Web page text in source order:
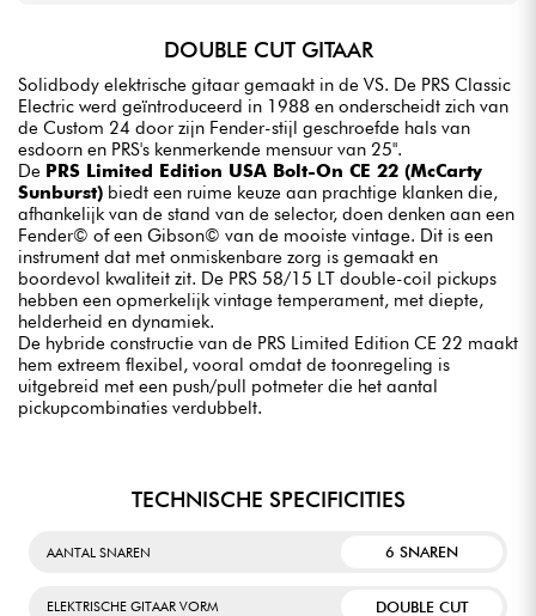
DOUBLE CUT GITAAR
Solidbody elektrische gitaar gemaakt in de VS. De PRS Classic
Electric werd geïntroduceerd in 1988 en onderscheidt zich van
de Custom 24 door zijn Fender-stijl geschroefde hals van
esdoorn en PRS's kenmerkende mensuur van 25".
De PRS Limited Edition USA Bolt-On CE 22 (McCarty
Sunburst) biedt een ruime keuze aan prachtige klanken die,
afhankelijk van de stand van de selector, doen denken aan een
Fender© of een Gibson© van de mooiste vintage. Dit is een
instrument dat met onmiskenbare zorg is gemaakt en
boordevol kwaliteit zit. De PRS 58/15 LT double-coil pickups
hebben een opmerkelijk vintage temperament, met diepte,
helderheid en dynamiek.
De hybride constructie van de PRS Limited Edition CE 22 maakt
hem extreem flexibel, vooral omdat de toonregeling is
uitgebreid met een push/pull potmeter die het aantal
pickupcombinaties verdubbelt.
TECHNISCHE SPECIFICITIES
AANTAL SNAREN 6 SNAREN
ELEKTRISCHE GITAAR VORM DOUBLE CUT